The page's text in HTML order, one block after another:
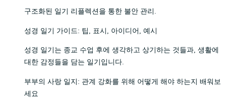
구조화된 일기 리플렉션을 통한 불안 관리.
성경 일기 가이드: 팁, 표시, 아이디어, 예시
성경 일기는 종교 수업 후에 생각하고 상기하는 것들과, 생활에
대한 감정들을 담는 일기입니다.
부부의 사랑 일지: 관계 강화를 위해 어떻게 해야 하는지 배워보
세요